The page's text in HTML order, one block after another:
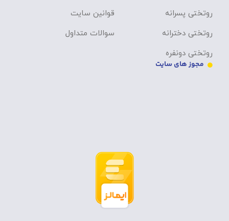
روتختی پسرانه
روتختی دخترانه
روتختی دونفره
قوانین سایت
سوالات متداول
مجوز های سایت